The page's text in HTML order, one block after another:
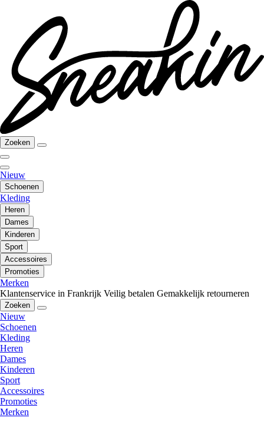
Zoeken
Nieuw
Schoenen
Kleding
Heren
Dames
Kinderen
Sport
Accessoires
Promoties
Merken
Klantenservice in Frankrijk Veilig betalen Gemakkelijk retourneren
Zoeken
Nieuw
Schoenen
Kleding
Heren
Dames
Kinderen
Sport
Accessoires
Promoties
Merken